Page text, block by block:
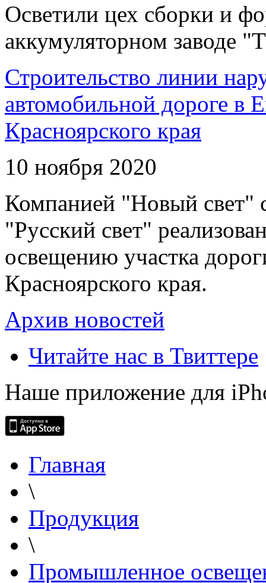
Осветили цех сборки и
аккумуляторном заводе
Строительство линии
автомобильной дороге в
Красноярского края
10 ноября 2020
Компанией "Новый свет"
"Русский свет"
освещению участка
Красноярского края.
Архив новостей
Читайте нас в Твиттере
Наше приложение для
Главная
\
Продукция
\
Промышленное